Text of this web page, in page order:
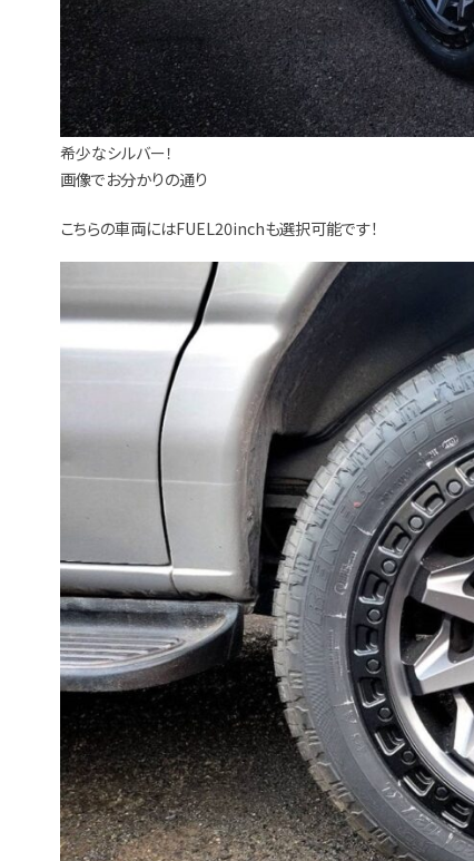
希少なシルバー！
画像でお分かりの通り
こちらの車両にはFUEL20inchも選択可能です！